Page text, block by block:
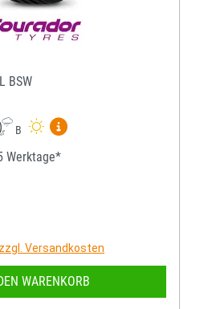
BSW
B
Mehr Informationen zum
Werktage*
Versandkosten
WARENKORB